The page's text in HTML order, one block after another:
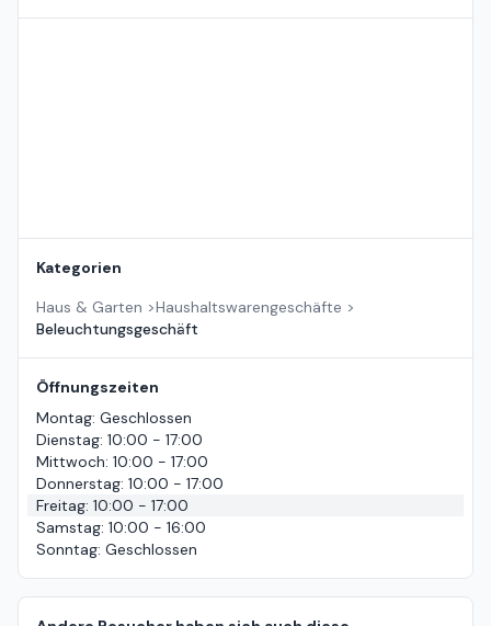
Kategorien
Haus & Garten >Haushaltswarengeschäfte >
Beleuchtungsgeschäft
Öffnungszeiten
Montag: Geschlossen
Dienstag: 10:00 - 17:00
Mittwoch: 10:00 - 17:00
Donnerstag: 10:00 - 17:00
Freitag: 10:00 - 17:00
Samstag: 10:00 - 16:00
Sonntag: Geschlossen